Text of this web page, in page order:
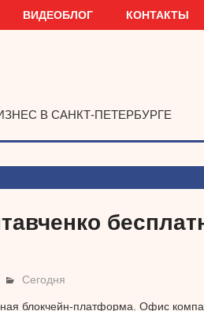
ВИДЕОБЛОГ КОНТАКТЫ
В САНКТ-ПЕТЕРБУРГЕ
Сегодня
блокчейн-платформа. Офис